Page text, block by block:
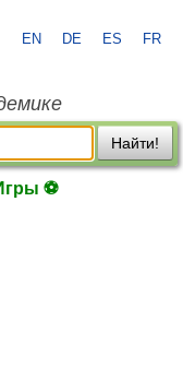
EN DE ES FR
Найти!
⚽